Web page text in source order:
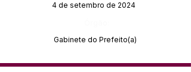
4 de setembro de 2024
Gabinete do Prefeito(a)